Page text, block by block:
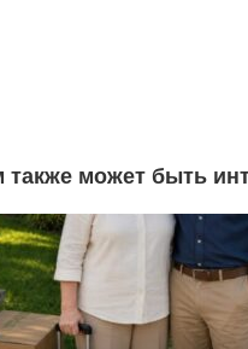
также может быть